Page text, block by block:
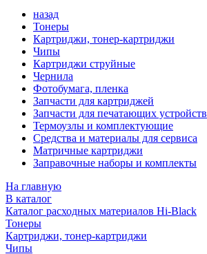
назад
Тонеры
Картриджи, тонер-картриджи
Чипы
Картриджи струйные
Чернила
Фотобумага, пленка
Запчасти для картриджей
Запчасти для печатающих устройств
Термоузлы и комплектующие
Средства и материалы для сервиса
Матричные картриджи
Заправочные наборы и комплекты
На главную
В каталог
Каталог расходных материалов Hi-Black
Тонеры
Картриджи, тонер-картриджи
Чипы